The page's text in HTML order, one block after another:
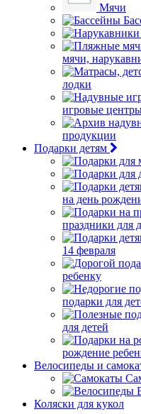
Мячи
мячи,
лодки
игровые
продукции
Подарки детям
на день
праздники для
14 февраля
ребенку
подарки для
для детей
рождение
Велосипеды и
Коляски для кукол